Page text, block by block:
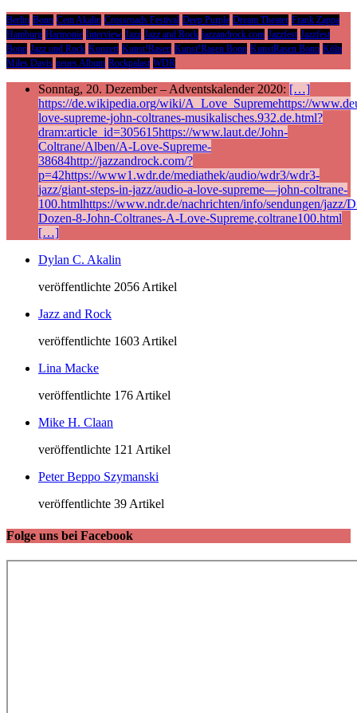
Berlin Bonn Cem Akalin Crossroads Festival Deep Purple Dream Theater Frank Zappa
Hamburg Harmonie Interview Jazz Jazz and Rock jazzandrock.com Jazzfest Jazzfest
Bonn Jazz und Rock Konzert Kunst!Rasen Kunst!Rasen Bonn KunstRasen Bonn Köln
Miles Davis neues Album Rockpalast WDR
Sonntag, 20. Dezember – Adventskalender 2020: […]
https://de.wikipedia.org/wiki/A_Love_Supremehttps://
love-supreme-john-coltranes-musikalisches.932.de.html?
dram:article_id=305615https://www.laut.de/John-
Coltrane/Alben/A-Love-Supreme-
38684http://jazzandrock.com/?
p=42https://www1.wdr.de/mediathek/audio/wdr3/wdr3-
jazz/giant-steps-in-jazz/audio-a-love-supreme—john-coltrane-
100.htmlhttps://www.ndr.de/nachrichten/info/sendungen/jazz/
Dozen-8-John-Coltranes-A-Love-Supreme,coltrane100.html
[…]
Dylan C. Akalin
veröffentlichte 2056 Artikel
Jazz and Rock
veröffentlichte 1603 Artikel
Lina Macke
veröffentlichte 176 Artikel
Mike H. Claan
veröffentlichte 121 Artikel
Peter Beppo Szymanski
veröffentlichte 39 Artikel
Folge uns bei Facebook